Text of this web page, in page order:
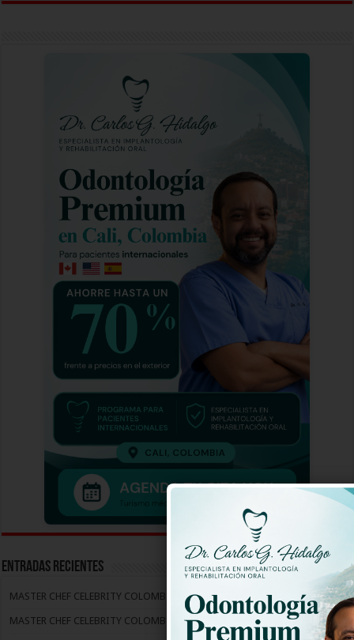
Entradas recientes
MASTER CHEF CELEBRITY COLOMBIA CAPITULO 4
MASTER CHEF CELEBRITY COLOMBIA CAPITULO 3